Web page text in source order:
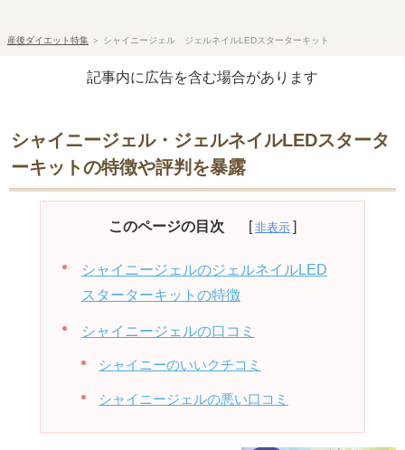
産後ダイエット特集 ＞ シャイニージェル ジェルネイルLEDスターターキット
記事内に広告を含む場合があります
シャイニージェル・ジェルネイルLEDスタータ
ーキットの特徴や評判を暴露
このページの目次
シャイニージェルのジェルネイルLED
スターターキットの特徴
シャイニージェルの口コミ
シャイニーのいいクチコミ
シャイニージェルの悪い口コミ